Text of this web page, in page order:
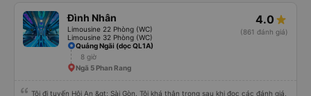
Đình Nhân
Limousine 22 Phòng (WC)
Limousine 32 Phòng (WC)
4.0
(861 đánh giá)
Quảng Ngãi (dọc QL1A)
8 giờ
Ngã 5 Phan Rang
Tôi đi tuyến Hội An &gt; Sài Gòn. Tôi khá thận trọng sau khi đọc các đánh giá,